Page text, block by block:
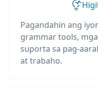
Pagandahin ang
grammar tools,
suporta sa pag-
at trabaho.